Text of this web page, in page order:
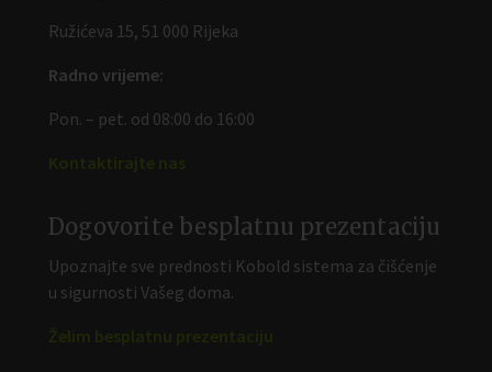
Ružićeva 15, 51 000 Rijeka
Radno vrijeme:
Pon. – pet. od 08:00 do 16:00
Dogovorite besplatnu prezentaciju
Upoznajte sve prednosti Kobold sistema za čišćenje
u sigurnosti Vašeg doma.